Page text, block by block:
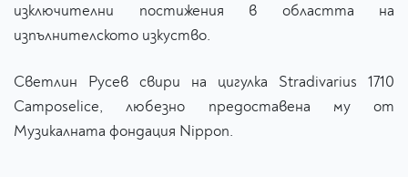
изключителни постижения в областта на
изпълнителското изкуство.
Светлин Русев свири на цигулка Stradivarius 1710
Camposelice, любезно предоставена му от
Музикалната фондация Nippon.